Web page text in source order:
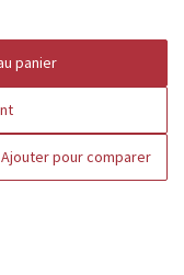
panier
Ajouter pour comparer